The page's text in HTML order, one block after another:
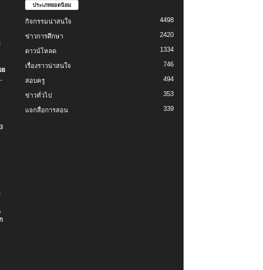
ประเภทยอดนิยม
กิจกรรมน่าสนใจ 4498
ข่าวการศึกษา 2420
ดาวน์โหลด 1334
เรื่องราวน่าสนใจ 746
สอบครู 494
ข่าวทั่วไป 353
แจกสื่อการสอน 339